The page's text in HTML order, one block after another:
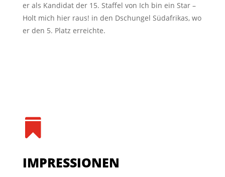
er als Kandidat der 15. Staffel von Ich bin ein Star –
Holt mich hier raus! in den Dschungel Südafrikas, wo
er den 5. Platz erreichte.

IMPRESSIONEN